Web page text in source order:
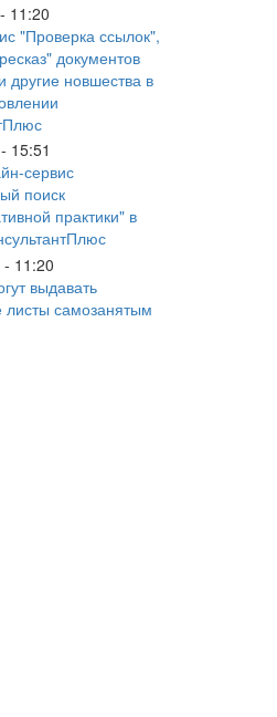
11:20
"Проверка ссылок",
документов
другие новшества в
15:51
сервис
поиск
практики" в
11:20
выдавать
листы самозанятым